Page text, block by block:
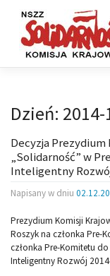
content
Dzień:
Decyzja Prezydium
„Solidarność” w
Inteligentny
Napisany w dniu
Prezydium Komisji
Roszyk na członka Pre-
członka Pre-Komitetu
Inteligentny Rozwój